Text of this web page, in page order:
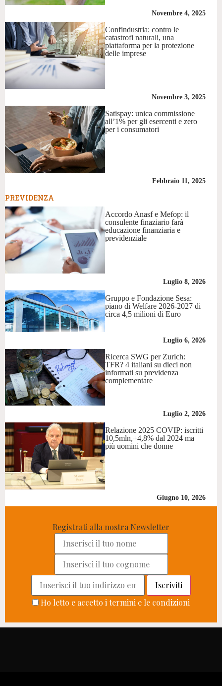
Novembre 4, 2025
Confindustria: contro le
catastrofi naturali, una
piattaforma per la protezione
delle imprese
Novembre 3, 2025
Satispay: unica commissione
all’1% per gli esercenti e zero
per i consumatori
Febbraio 11, 2025
PREVIDENZA
Accordo Anasf e Mefop: il
consulente finaziario farà
educazione finanziaria e
previdenziale
Luglio 8, 2026
Gruppo e Fondazione Sesa:
piano di Welfare 2026-2027 di
circa 4,5 milioni di Euro
Luglio 6, 2026
Ricerca SWG per Zurich:
TFR? 4 italiani su dieci non
informati su previdenza
complementare
Luglio 2, 2026
Relazione 2025 COVIP: iscritti
10,5mln,+4,8% dal 2024 ma
più uomini che donne
Giugno 10, 2026
Registrati alla nostra Newsletter
Ho letto e accetto i termini e le condizioni